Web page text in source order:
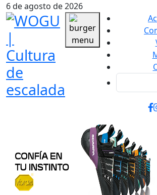
6 de agosto de 2026